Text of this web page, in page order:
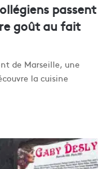
passent
goût au fait
de Marseille, une
la cuisine